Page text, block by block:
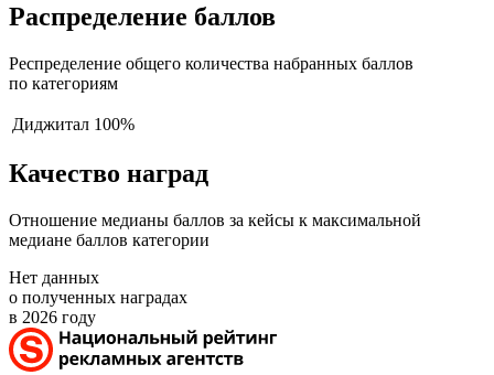
Распределение баллов
Респределение общего количества набранных баллов
по категориям
Диджитал 100%
Качество наград
Отношение медианы баллов за кейсы к максимальной
медиане баллов категории
Нет данных
о полученных наградах
в 2026 году